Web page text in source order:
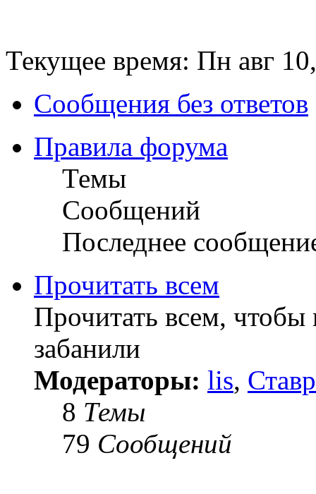
Текущее время: Пн авг
Сообщения без ответов
Правила форума
Темы
Сообщений
Последнее
Прочитать всем
Прочитать всем, чтобы
забанили
Модераторы: lis, Ставр
8 Темы
79 Сообщений